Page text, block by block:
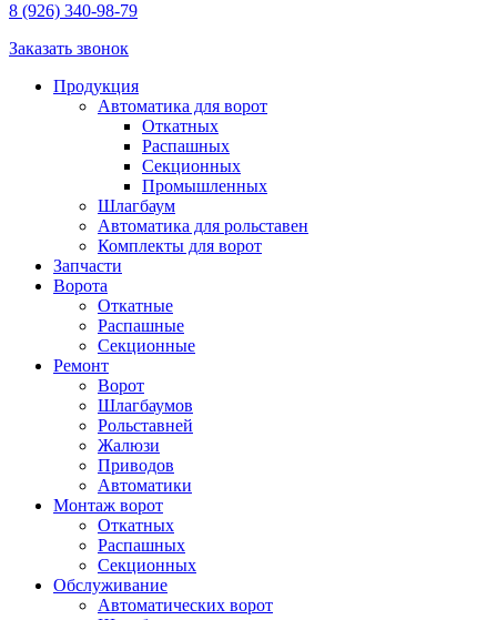
8 (926) 340-98-79
Заказать звонок
Продукция
Автоматика для ворот
Откатных
Распашных
Секционных
Промышленных
Шлагбаум
Автоматика для рольставен
Комплекты для ворот
Запчасти
Ворота
Откатные
Распашные
Секционные
Ремонт
Ворот
Шлагбаумов
Рольставней
Жалюзи
Приводов
Автоматики
Монтаж ворот
Откатных
Распашных
Секционных
Обслуживание
Автоматических ворот